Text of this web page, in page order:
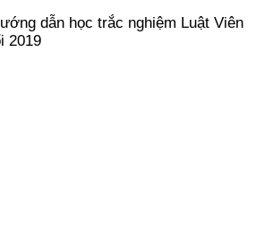
dẫn học trắc nghiệm Luật Viên
2019